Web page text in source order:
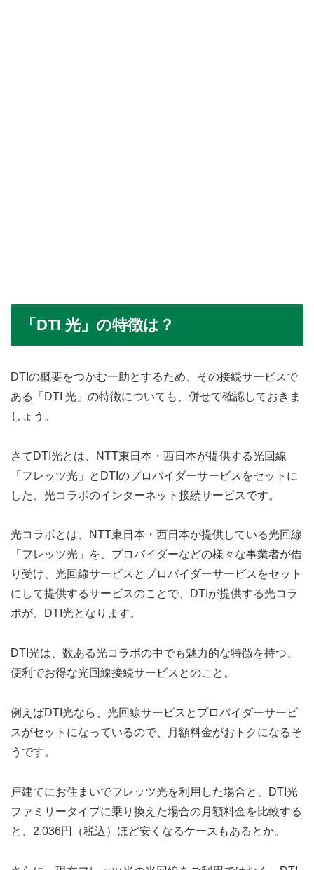
「DTI 光」の特徴は？
DTIの概要をつかむ一助とするため、その接続サービスで
ある「DTI 光」の特徴についても、併せて確認しておきま
しょう。
さてDTI光とは、NTT東日本・西日本が提供する光回線
「フレッツ光」とDTIのプロバイダーサービスをセットに
した、光コラボのインターネット接続サービスです。
光コラボとは、NTT東日本・西日本が提供している光回線
「フレッツ光」を、プロバイダーなどの様々な事業者が借
り受け、光回線サービスとプロバイダーサービスをセット
にして提供するサービスのことで、DTIが提供する光コラ
ボが、DTI光となります。
DTI光は、数ある光コラボの中でも魅力的な特徴を持つ、
便利でお得な光回線接続サービスとのこと。
例えばDTI光なら、光回線サービスとプロバイダーサービ
スがセットになっているので、月額料金がおトクになるそ
うです。
戸建てにお住まいでフレッツ光を利用した場合と、DTI光
ファミリータイプに乗り換えた場合の月額料金を比較する
と、2,036円（税込）ほど安くなるケースもあるとか。